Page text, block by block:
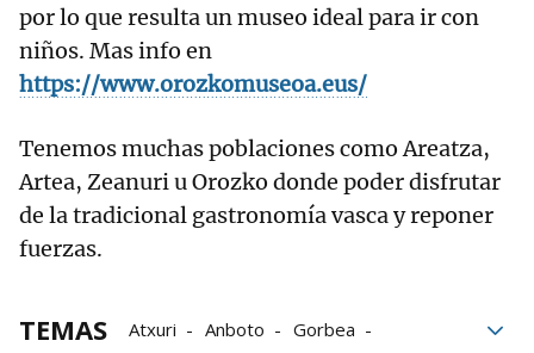
por lo que resulta un museo ideal para ir con
niños. Mas info en
https://www.orozkomuseoa.eus/
Tenemos muchas poblaciones como Areatza,
Artea, Zeanuri u Orozko donde poder disfrutar
de la tradicional gastronomía vasca y reponer
fuerzas.
TEMAS Atxuri Anboto
Gorbea